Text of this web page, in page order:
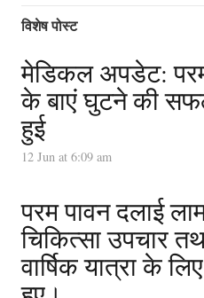
विशेष पोस्ट
मेडिकल अपडेट: परम
के बाएं घुटने की
हुई
12 Jun at 6:09 am
परम पावन दलाई
चिकित्सा उपचार
वार्षिक यात्रा के